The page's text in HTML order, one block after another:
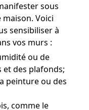
sous
Voici
sensibiliser à
vos murs :
ou de
et des plafonds;
peinture ou des
comme le